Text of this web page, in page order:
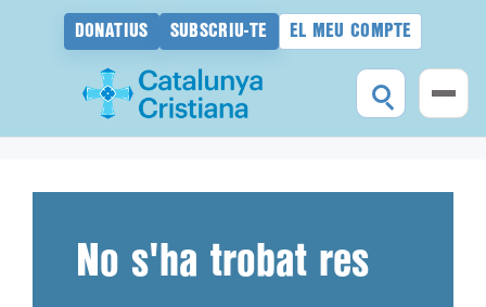
DONATIUS SUBSCRIU-TE EL MEU COMPTE
No s'ha trobat res